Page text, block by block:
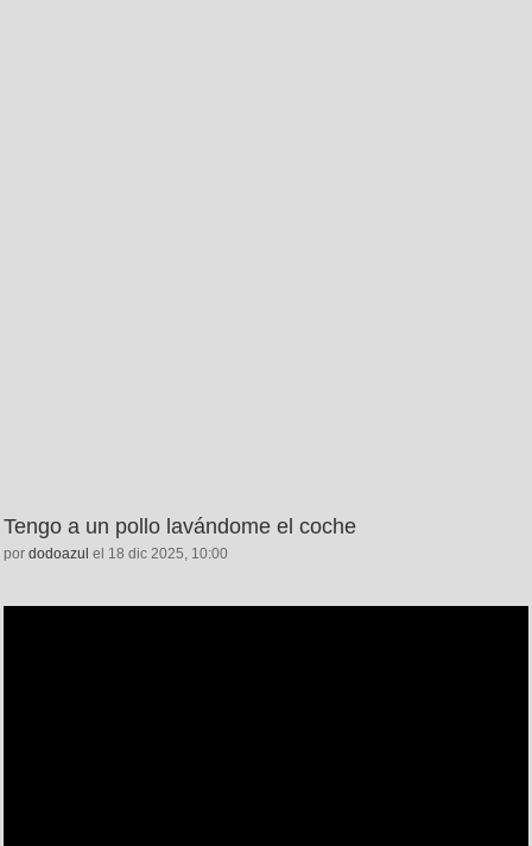
Tengo a un pollo lavándome el coche
por dodoazul el 18 dic 2025, 10:00